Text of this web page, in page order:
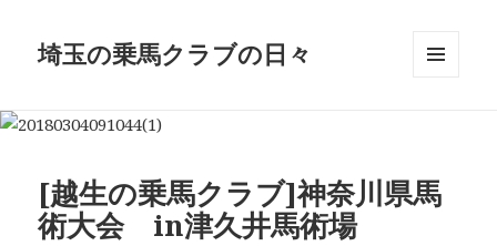
埼玉の乗馬クラブの日々
[越生の乗馬クラブ]神奈川県馬
術大会 in津久井馬術場